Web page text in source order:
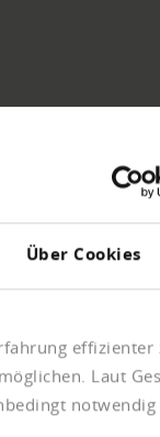
Über Cookies
effizienter
Laut
notwendig